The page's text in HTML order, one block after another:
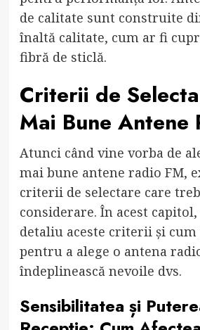
de calitate sunt construite
înaltă calitate, cum ar fi
fibră de sticlă.
Criterii de
Mai Bune Antene
Atunci când vine vorba de
mai bune antene radio FM,
criterii de selectare care
considerare. În acest
detaliu aceste criterii și
pentru a alege o antena
îndeplinească nevoile dvs.
Sensibilitatea și